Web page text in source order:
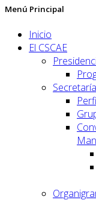
Menú Principal
Inicio
El CSCAE
Secretaría